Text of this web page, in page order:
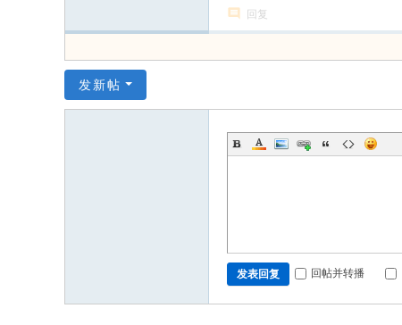
回复
发新帖
发表回复 回帖并转播